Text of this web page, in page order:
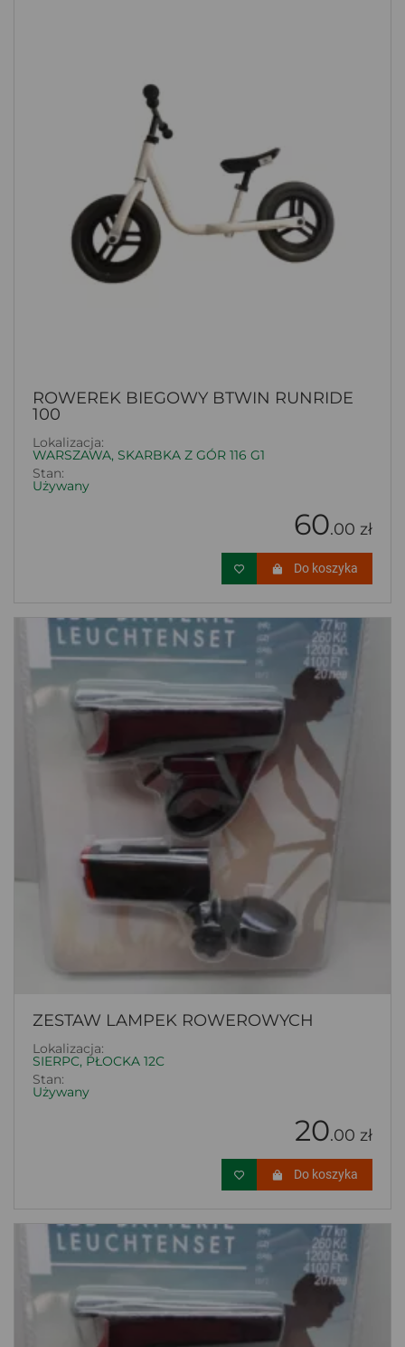
ROWEREK BIEGOWY BTWIN RUNRIDE
100
Lokalizacja:
WARSZAWA, SKARBKA Z GÓR 116 G1
Stan:
Używany
60.00 zł
Do koszyka
ZESTAW LAMPEK ROWEROWYCH
Lokalizacja:
SIERPC, PŁOCKA 12C
Stan:
Używany
20.00 zł
Do koszyka